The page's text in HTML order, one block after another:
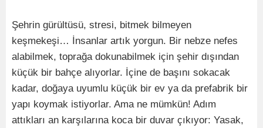
Şehrin gürültüsü, stresi, bitmek bilmeyen
keşmekeşi… İnsanlar artık yorgun. Bir nebze nefes
alabilmek, toprağa dokunabilmek için şehir dışından
küçük bir bahçe alıyorlar. İçine de başını sokacak
kadar, doğaya uyumlu küçük bir ev ya da prefabrik bir
yapı koymak istiyorlar. Ama ne mümkün! Adım
attıkları an karşılarına koca bir duvar çıkıyor: Yasak,